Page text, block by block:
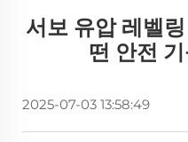
서보 유압 레벨
떤 안전
2025-07-03 13:58:49